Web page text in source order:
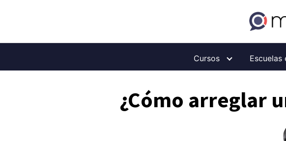
Cursos Escuelas
¿Cómo arreglar